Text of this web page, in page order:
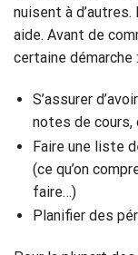
nuisent à
aide. Avant de
certaine démarche :
S’assurer
notes de cours,
Faire une liste
(ce qu’on
faire…)
Planifier des